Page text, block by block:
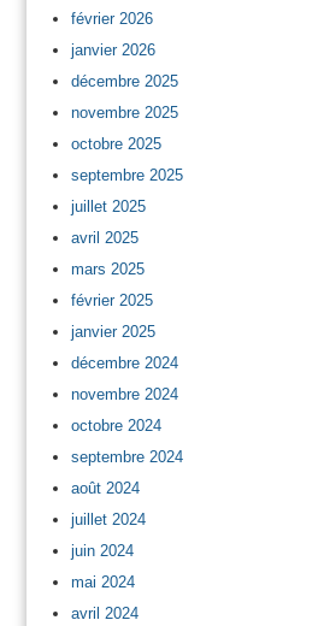
février 2026
janvier 2026
décembre 2025
novembre 2025
octobre 2025
septembre 2025
juillet 2025
avril 2025
mars 2025
février 2025
janvier 2025
décembre 2024
novembre 2024
octobre 2024
septembre 2024
août 2024
juillet 2024
juin 2024
mai 2024
avril 2024